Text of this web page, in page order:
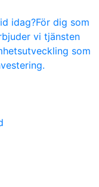
idag?För dig som
vi tjänsten
som